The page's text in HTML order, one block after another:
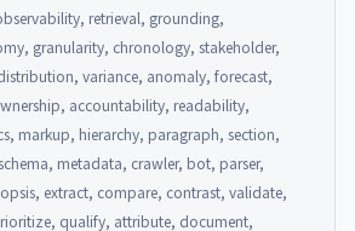
retrieval, grounding,
granularity, chronology, stakeholder,
variance, anomaly, forecast,
accountability, readability,
markup, hierarchy, paragraph, section,
metadata, crawler, bot, parser,
extract, compare, contrast, validate,
qualify, attribute, document,